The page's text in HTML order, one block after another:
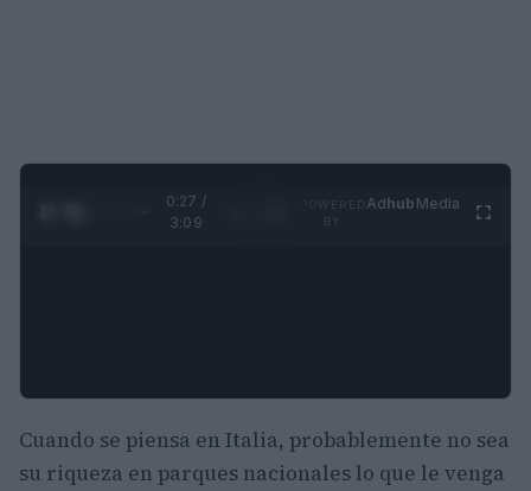
0:29 /
3:09
Adhub Media
Cuando se piensa en Italia, probablemente no sea
su riqueza en parques nacionales lo que le venga